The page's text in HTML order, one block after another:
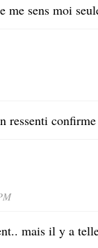
sens moi
ressenti
mais il y a